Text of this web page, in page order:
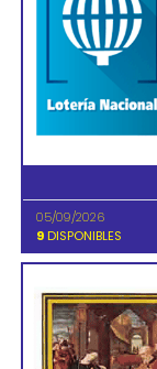
05/09/2026
9 DISPONIBLES